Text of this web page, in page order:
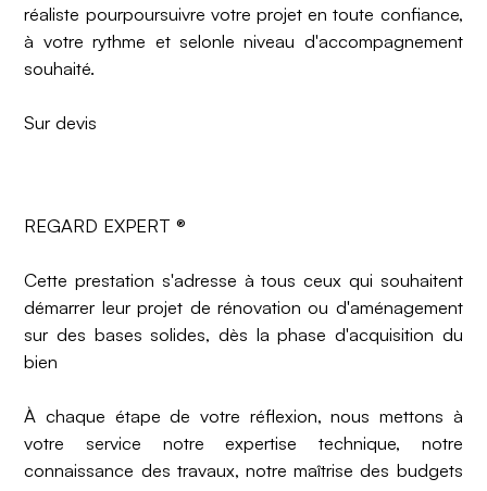
réaliste pourpoursuivre votre projet en toute confiance,
à votre rythme et selonle niveau d'accompagnement
souhaité.
Sur devis
REGARD EXPERT ®
Cette prestation s'adresse à tous ceux qui souhaitent
démarrer leur projet de rénovation ou d'aménagement
sur des bases solides, dès la phase d'acquisition du
bien
À chaque étape de votre réflexion, nous mettons à
votre service notre expertise technique, notre
connaissance des travaux, notre maîtrise des budgets